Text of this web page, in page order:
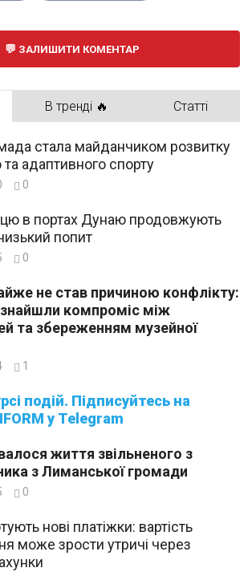
ЗАЛИШИТИ КОМЕНТАР
В тренді 🔥 Статті
у Telegram
стала майданчиком розвитку
та адаптивного спорту
0
в портах Дунаю продовжують
попит
0
не став причиною конфлікту:
знайшли компроміс між
та збереженням музейної
1
життя звільненого з
з Лиманської громади
0
нові платіжки: вартість
може зрости утричі через